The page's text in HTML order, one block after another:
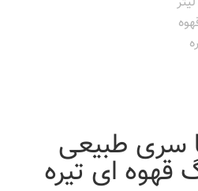
سری طبیعی